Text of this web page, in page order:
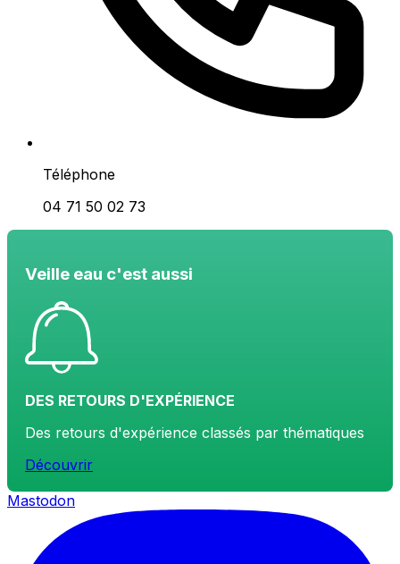
Téléphone
04 71 50 02 73
Veille eau c'est aussi
DES RETOURS D'EXPÉRIENCE
Des retours d'expérience classés par thématiques
Découvrir
Mastodon